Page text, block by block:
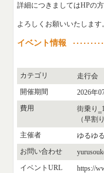
詳細につきましてはHPの
よろしくお願いいたします
イベント情報
カテゴリ
走行会
開催期間
2026年
費用
街乗り
（早割
主催者
ゆるゆ
お問い合わせ
イベントURL
https://